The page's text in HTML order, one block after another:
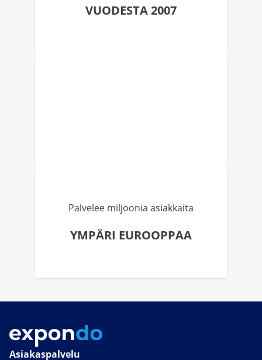
VUODESTA 2007
Palvelee miljoonia asiakkaita
YMPÄRI EUROOPPAA
Asiakaspalvelu